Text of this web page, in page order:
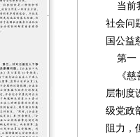
当前
社会问
国公益
第一
《慈
层制度
级党政
阻力，